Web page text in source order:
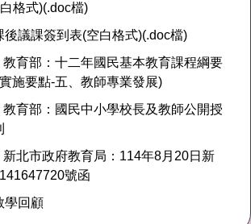
格式)(.doc檔)
後議課簽到表(空白格式)(.doc檔)
育部：十二年國民基本教育課程綱要
施要點-五、教師專業發展)
育部：國民中小學校長及教師公開授
北市政府教育局：114年8月20日新
號函
學回顧